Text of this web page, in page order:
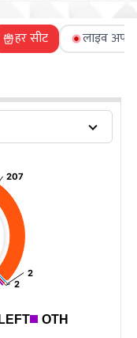
हर सीट लाइव